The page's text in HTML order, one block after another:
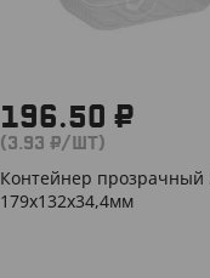
196.50 ₽
(3.93 ₽/ШТ)
Контейнер прозрачный
179х132х34,4мм